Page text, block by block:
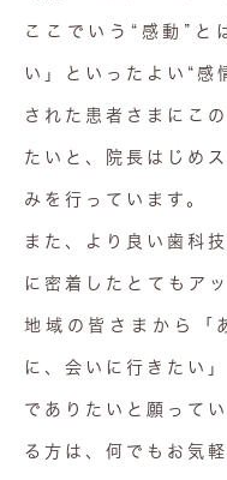
ここでいう“感動”と
い」といったよい“感
された患者さまにこ
たいと、院長はじめ
みを行っています。
また、より良い歯科
に密着したとてもア
地域の皆さまから「
に、会いに行きたい
でありたいと願って
る方は、何でもお気